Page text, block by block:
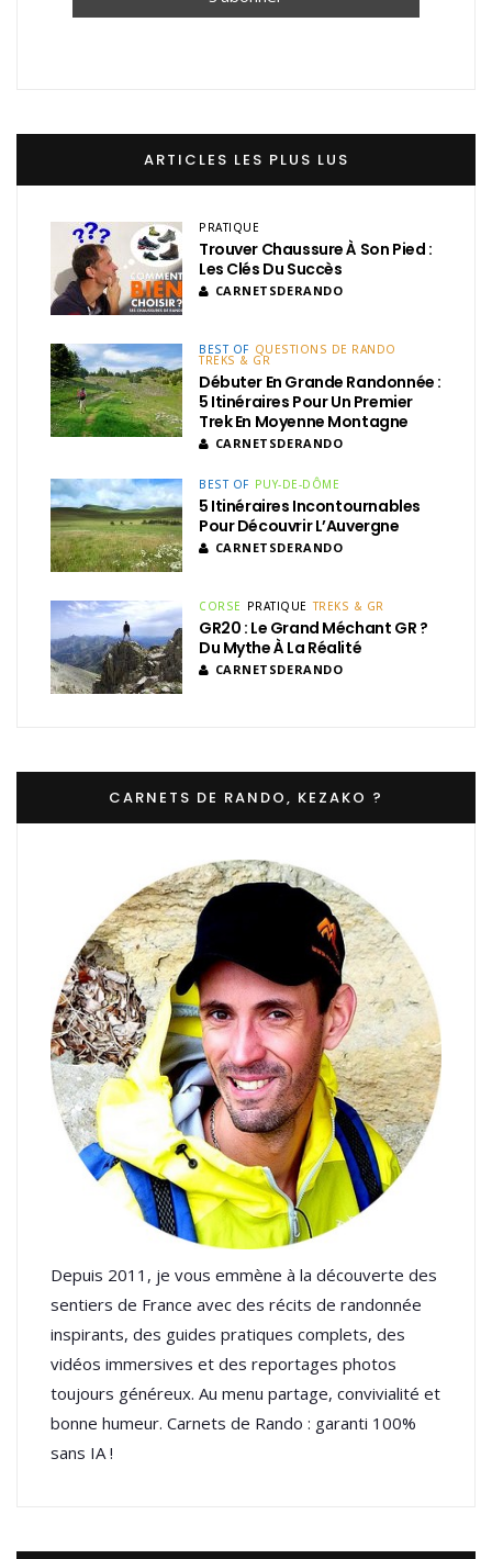
ARTICLES LES PLUS LUS
PRATIQUE
Trouver Chaussure À Son Pied :
Les Clés Du Succès
CARNETSDERANDO
BEST OF QUESTIONS DE RANDO
TREKS & GR
Débuter En Grande Randonnée :
5 Itinéraires Pour Un Premier
Trek En Moyenne Montagne
CARNETSDERANDO
BEST OF PUY-DE-DÔME
5 Itinéraires Incontournables
Pour Découvrir L’Auvergne
CARNETSDERANDO
CORSE PRATIQUE TREKS & GR
GR20 : Le Grand Méchant GR ?
Du Mythe À La Réalité
CARNETSDERANDO
CARNETS DE RANDO, KEZAKO ?
Depuis 2011, je vous emmène à la découverte des
sentiers de France avec des récits de randonnée
inspirants, des guides pratiques complets, des
vidéos immersives et des reportages photos
toujours généreux. Au menu partage, convivialité et
bonne humeur. Carnets de Rando : garanti 100%
sans IA !